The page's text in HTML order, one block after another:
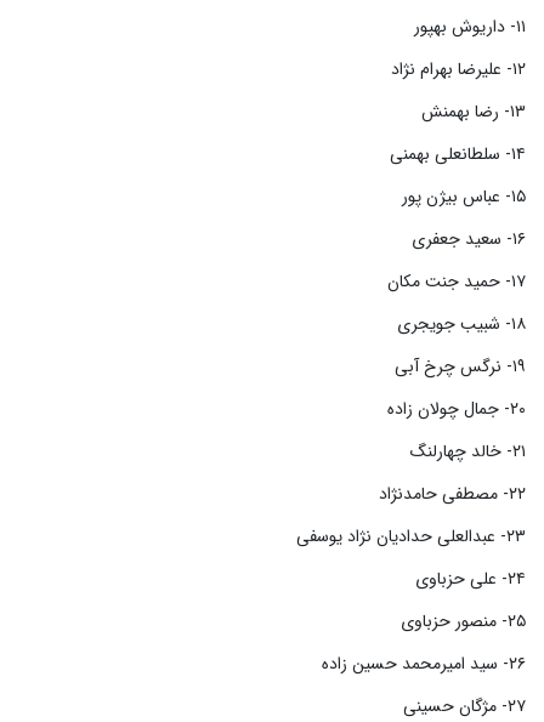
۱۱- داریوش بهپور
۱۲- علیرضا بهرام نژاد
۱۳- رضا بهمنش
۱۴- سلطانعلی بهمنی
۱۵- عباس بیژن پور
۱۶- سعید جعفری
۱۷- حمید جنت مکان
۱۸- شبیب جویجری
۱۹- نرگس چرخ آبی
۲۰- جمال چولان زاده
۲۱- خالد چهارلنگ
۲۲- مصطفی حامدنژاد
۲۳- عبدالعلی حدادیان نژاد یوسفی
۲۴- علی حزباوی
۲۵- منصور حزباوی
۲۶- سید امیرمحمد حسین زاده
۲۷- مژگان حسینی